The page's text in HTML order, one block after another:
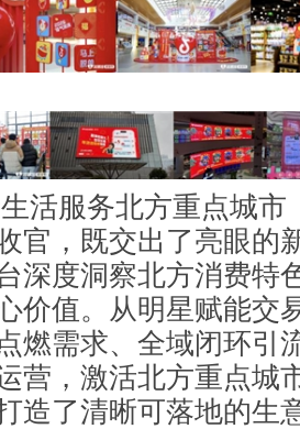
活服务北方重点城市
官，既交出了亮眼的
深度洞察北方消费特
价值。从明星赋能交
燃需求、全域闭环引
营，激活北方重点城
造了清晰可落地的生